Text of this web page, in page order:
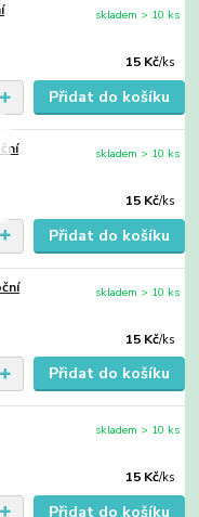
15 Kč/ks
skladem > 10 ks
Přidat do košíku
15 Kč/ks
skladem > 10 ks
Přidat do košíku
15 Kč/ks
skladem > 10 ks
Přidat do košíku
15 Kč/ks
skladem > 10 ks
Přidat do košíku